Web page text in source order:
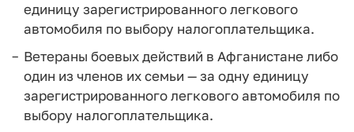
единицу зарегистрированного легкового
автомобиля по выбору налогоплательщика.
Ветераны боевых действий в Афганистане либо
один из членов их семьи — за одну единицу
зарегистрированного легкового автомобиля по
выбору налогоплательщика.